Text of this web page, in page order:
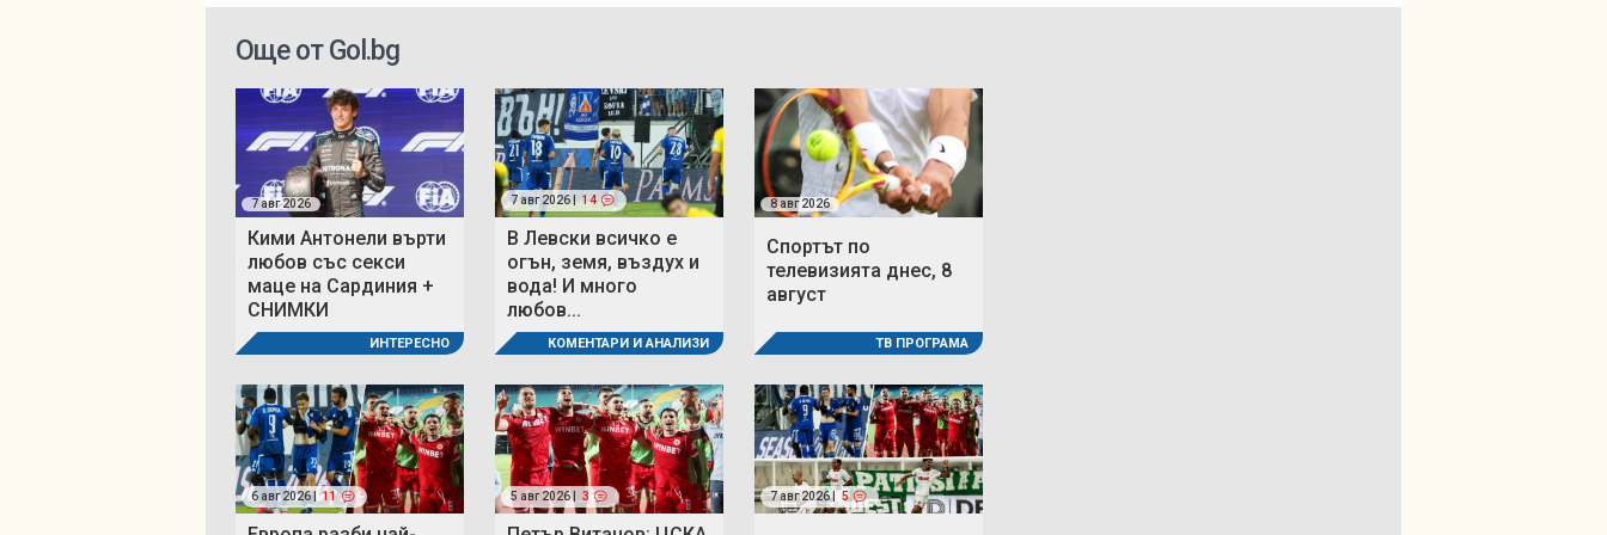
Още от Gol.bg
7 авг 2026
Кими Антонели върти
любов със секси
маце на Сардиния +
СНИМКИ
ИНТЕРЕСНО
7 авг 2026 | 14
В Левски всичко е
огън, земя, въздух и
вода! И много
любов...
КОМЕНТАРИ И АНАЛИЗИ
8 авг 2026
Спортът по
телевизията днес, 8
август
ТВ ПРОГРАМА
6 авг 2026 | 11 5 авг 2026 | 3 7 авг 2026 | 5